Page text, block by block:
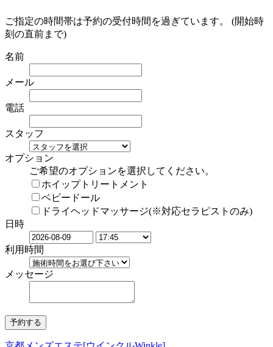
ご指定の時間帯は予約の受付時間を過ぎています。 (開始時
刻の直前まで)
名前
メール
電話
スタッフ
オプション
ご希望のオプションを選択してください。
ホイップトリートメント
ベビードール
ドライヘッドマッサージ(※対応セラピストのみ)
日時
利用時間
メッセージ